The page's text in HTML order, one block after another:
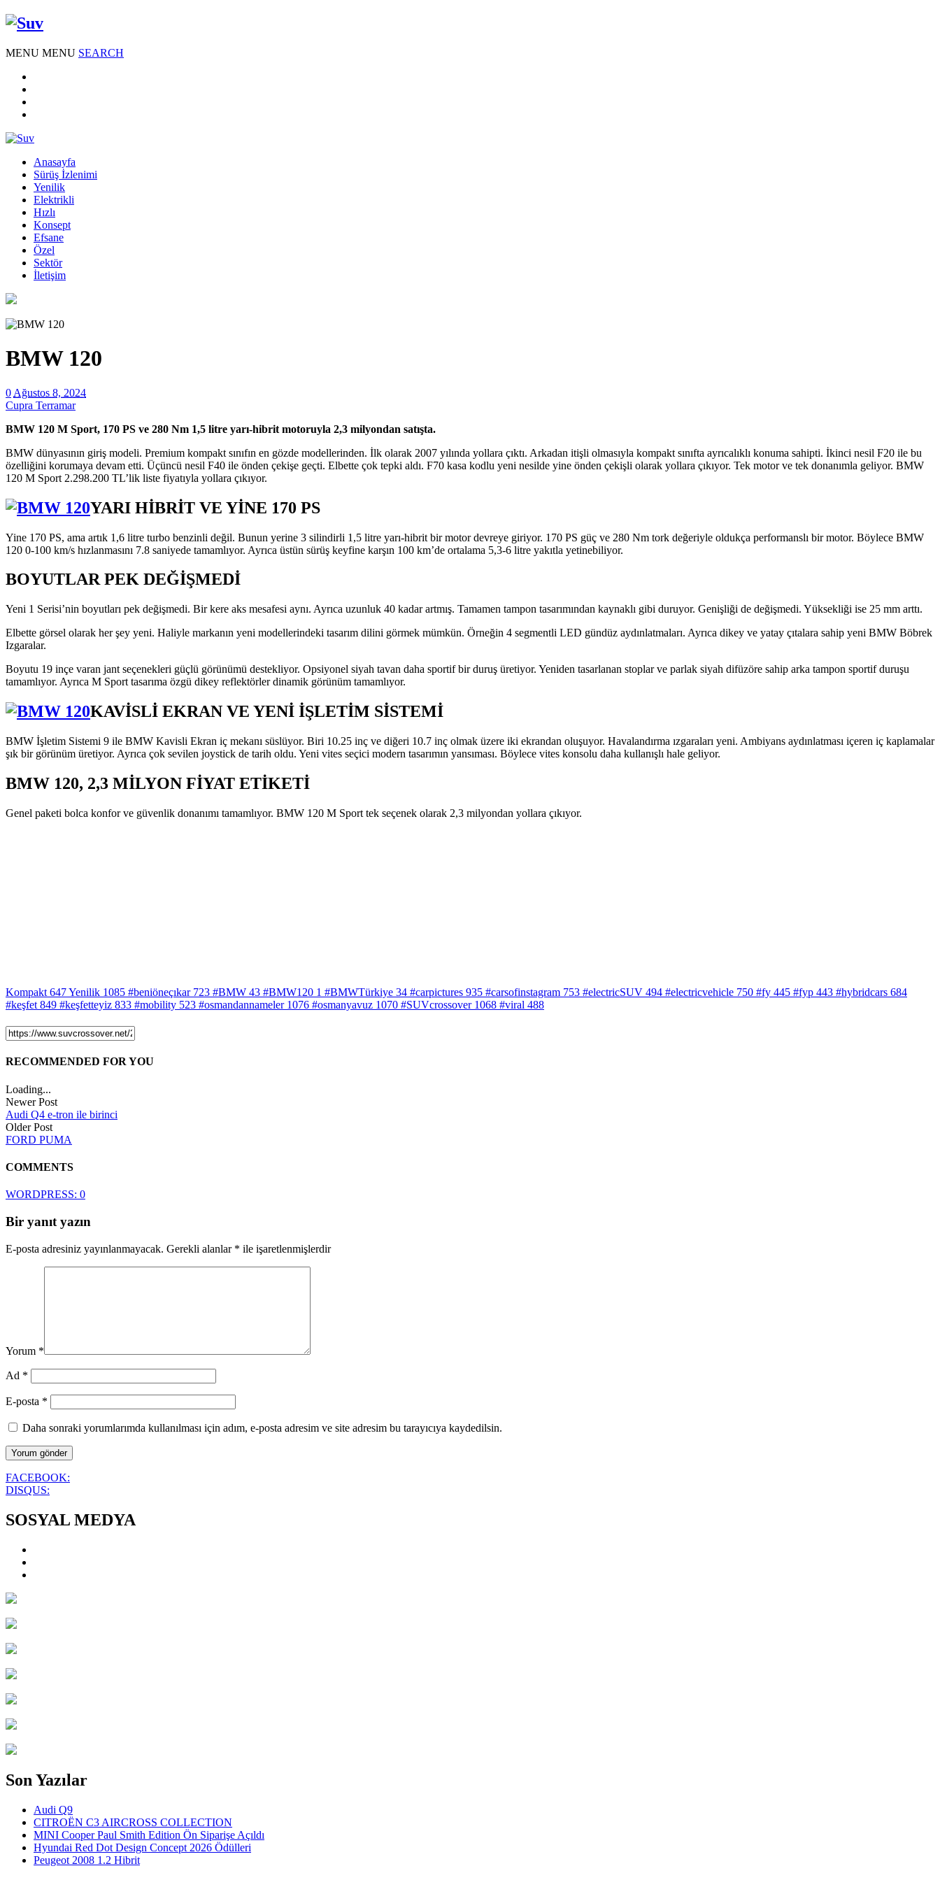
MENU MENU SEARCH
Anasayfa
Sürüş İzlenimi
Yenilik
Elektrikli
Hızlı
Konsept
Efsane
Özel
Sektör
İletişim
BMW 120
0 Ağustos 8, 2024
Cupra Terramar
BMW 120 M Sport, 170 PS ve 280 Nm 1,5 litre yarı-hibrit motoruyla 2,3 milyondan satışta.
BMW dünyasının giriş modeli. Premium kompakt sınıfın en gözde modellerinden. İlk olarak 2007 yılında yollara çıktı. Arkadan itişli olmasıyla kompakt sınıfta ayrıcalıklı konuma sahipti. İkinci nesil F20 ile bu
özelliğini korumaya devam etti. Üçüncü nesil F40 ile önden çekişe geçti. Elbette çok tepki aldı. F70 kasa kodlu yeni nesilde yine önden çekişli olarak yollara çıkıyor. Tek motor ve tek donanımla geliyor. BMW
120 M Sport 2.298.200 TL’lik liste fiyatıyla yollara çıkıyor.
YARI HİBRİT VE YİNE 170 PS
Yine 170 PS, ama artık 1,6 litre turbo benzinli değil. Bunun yerine 3 silindirli 1,5 litre yarı-hibrit bir motor devreye giriyor. 170 PS güç ve 280 Nm tork değeriyle oldukça performanslı bir motor. Böylece BMW
120 0-100 km/s hızlanmasını 7.8 saniyede tamamlıyor. Ayrıca üstün sürüş keyfine karşın 100 km’de ortalama 5,3-6 litre yakıtla yetinebiliyor.
BOYUTLAR PEK DEĞİŞMEDİ
Yeni 1 Serisi’nin boyutları pek değişmedi. Bir kere aks mesafesi aynı. Ayrıca uzunluk 40 kadar artmış. Tamamen tampon tasarımından kaynaklı gibi duruyor. Genişliği de değişmedi. Yüksekliği ise 25 mm arttı.
Elbette görsel olarak her şey yeni. Haliyle markanın yeni modellerindeki tasarım dilini görmek mümkün. Örneğin 4 segmentli LED gündüz aydınlatmaları. Ayrıca dikey ve yatay çıtalara sahip yeni BMW Böbrek
Izgaralar.
Boyutu 19 inçe varan jant seçenekleri güçlü görünümü destekliyor. Opsiyonel siyah tavan daha sportif bir duruş üretiyor. Yeniden tasarlanan stoplar ve parlak siyah difüzöre sahip arka tampon sportif duruşu
tamamlıyor. Ayrıca M Sport tasarıma özgü dikey reflektörler dinamik görünüm tamamlıyor.
KAVİSLİ EKRAN VE YENİ İŞLETİM SİSTEMİ
BMW İşletim Sistemi 9 ile BMW Kavisli Ekran iç mekanı süslüyor. Biri 10.25 inç ve diğeri 10.7 inç olmak üzere iki ekrandan oluşuyor. Havalandırma ızgaraları yeni. Ambiyans aydınlatması içeren iç kaplamalar
şık bir görünüm üretiyor. Ayrıca çok sevilen joystick de tarih oldu. Yeni vites seçici modern tasarımın yansıması. Böylece vites konsolu daha kullanışlı hale geliyor.
BMW 120, 2,3 MİLYON FİYAT ETİKETİ
Genel paketi bolca konfor ve güvenlik donanımı tamamlıyor. BMW 120 M Sport tek seçenek olarak 2,3 milyondan yollara çıkıyor.
Kompakt 647Yenilik 1085 #beniöneçıkar 723 #BMW 43 #BMW120 1 #BMWTürkiye 34 #carpictures 935 #carsofinstagram 753 #electricSUV 494 #electricvehicle 750 #fy 445 #fyp 443 #hybridcars 684
#keşfet 849 #keşfetteyiz 833 #mobility 523 #osmandannameler 1076 #osmanyavuz 1070 #SUVcrossover 1068 #viral 488
RECOMMENDED FOR YOU
Loading...
Newer Post
Audi Q4 e-tron ile birinci
Older Post
FORD PUMA
COMMENTS
WORDPRESS: 0
Bir yanıt yazın
E-posta adresiniz yayınlanmayacak. Gerekli alanlar * ile işaretlenmişlerdir
Yorum *
Ad *
E-posta *
Daha sonraki yorumlarımda kullanılması için adım, e-posta adresim ve site adresim bu tarayıcıya kaydedilsin.
FACEBOOK:
DISQUS:
SOSYAL MEDYA
Son Yazılar
Audi Q9
CITROËN C3 AIRCROSS COLLECTION
MINI Cooper Paul Smith Edition Ön Siparişe Açıldı
Hyundai Red Dot Design Concept 2026 Ödülleri
Peugeot 2008 1.2 Hibrit